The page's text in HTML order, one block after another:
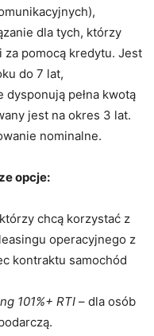
dla tych, którzy
za pomocą kredytu. Jest
do 7 lat,
pełna kwotą
jest na okres 3 lat.
nominalne.
opcje:
chcą korzystać z
operacyjnego z
kontraktu samochód
101%+ RTI – dla osób